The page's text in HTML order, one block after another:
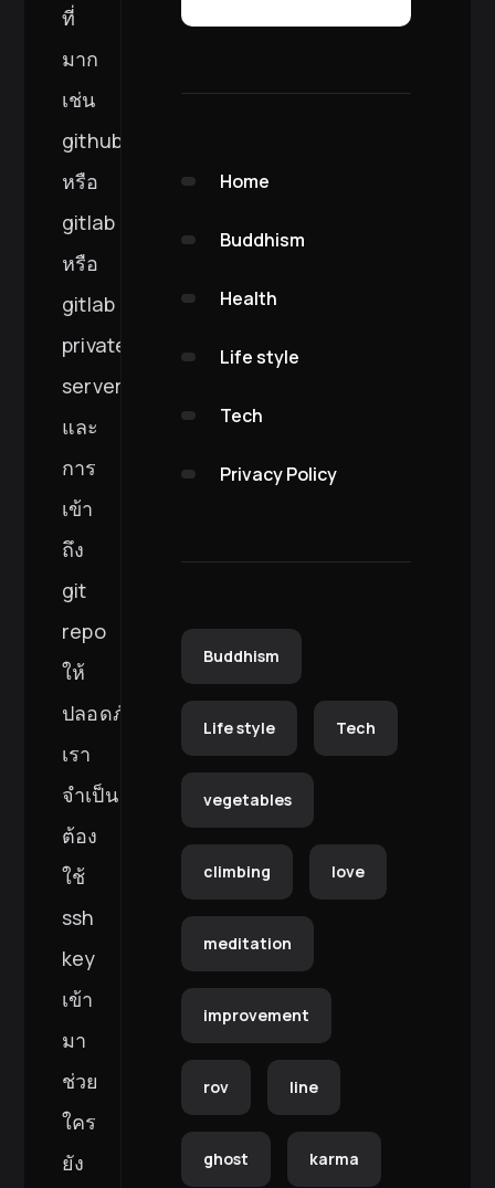
ที่
มาก
เช่น
github
หรือ
gitlab
หรือ
gitlab
private
server
และ
การ
เข้า
ถึง
git
repo
ให้
ปลอดภัย
เรา
จำเป็น
ต้อง
ใช้
ssh
key
เข้า
มา
ช่วย
ใคร
ยัง
Home
Buddhism
Health
Life style
Tech
Privacy Policy
Buddhism
Life style Tech
vegetables
climbing love
meditation
improvement
rov line
ghost karma